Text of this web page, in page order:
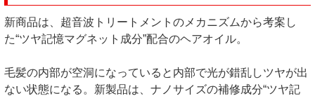
新商品は、超音波トリートメントのメカニズムから考案し
た“ツヤ記憶マグネット成分”配合のヘアオイル。
毛髪の内部が空洞になっていると内部で光が錯乱しツヤが出
ない状態になる。新製品は、ナノサイズの補修成分“ツヤ記